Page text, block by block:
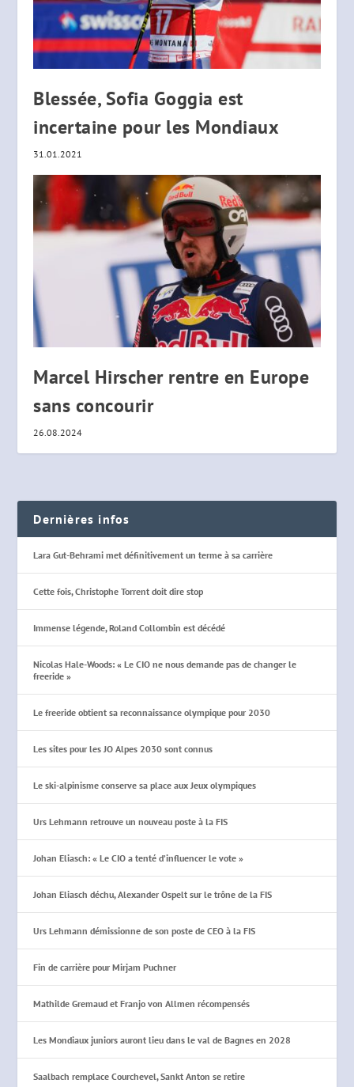
Blessée, Sofia Goggia est
incertaine pour les Mondiaux
31.01.2021
Marcel Hirscher rentre en Europe
sans concourir
26.08.2024
Dernières infos
Lara Gut-Behrami met définitivement un terme à sa carrière
Cette fois, Christophe Torrent doit dire stop
Immense légende, Roland Collombin est décédé
Nicolas Hale-Woods: « Le CIO ne nous demande pas de changer le
freeride »
Le freeride obtient sa reconnaissance olympique pour 2030
Les sites pour les JO Alpes 2030 sont connus
Le ski-alpinisme conserve sa place aux Jeux olympiques
Urs Lehmann retrouve un nouveau poste à la FIS
Johan Eliasch: « Le CIO a tenté d’influencer le vote »
Johan Eliasch déchu, Alexander Ospelt sur le trône de la FIS
Urs Lehmann démissionne de son poste de CEO à la FIS
Fin de carrière pour Mirjam Puchner
Mathilde Gremaud et Franjo von Allmen récompensés
Les Mondiaux juniors auront lieu dans le val de Bagnes en 2028
Saalbach remplace Courchevel, Sankt Anton se retire